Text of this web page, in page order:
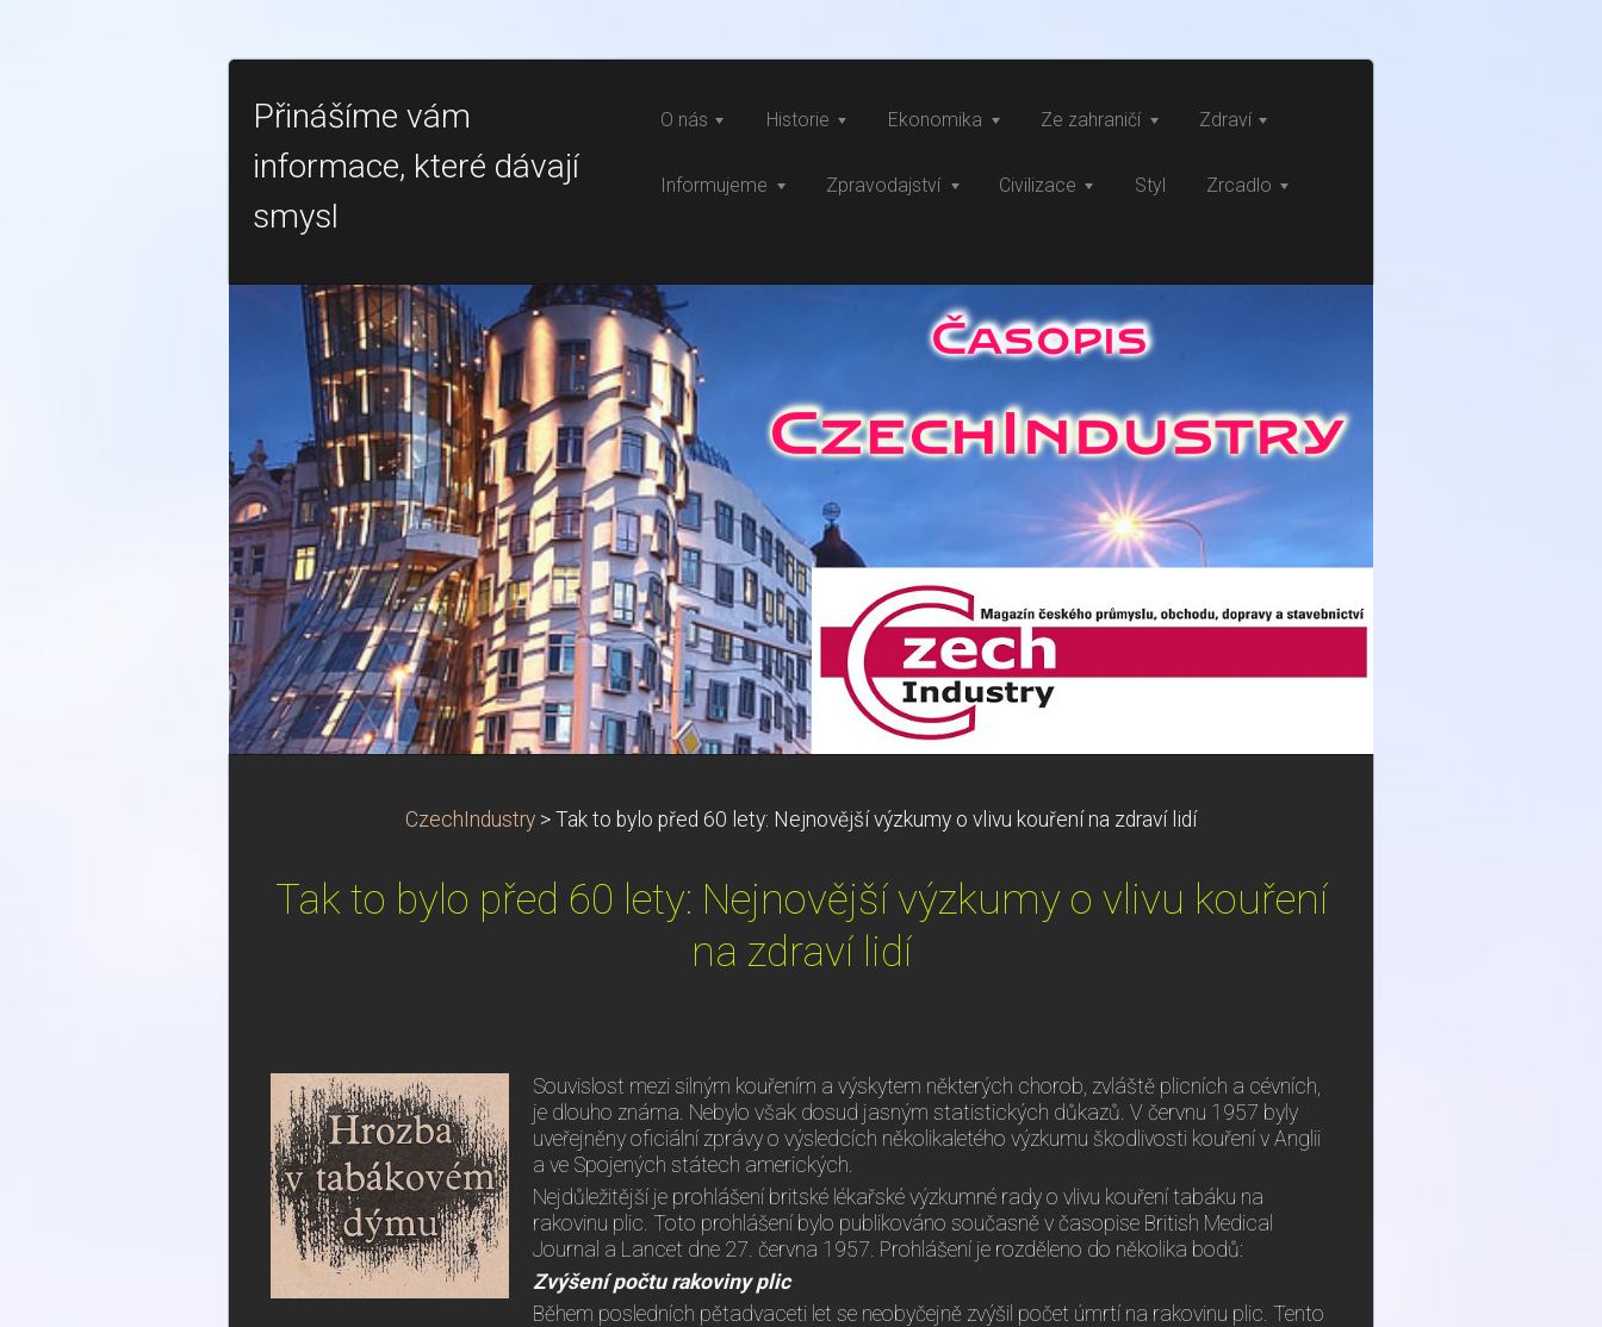
Přinášíme vám
informace, které dávají
smysl
O nás Historie Ekonomika Ze zahraničí Zdraví
Informujeme Zpravodajství Civilizace Styl Zrcadlo
CzechIndustry > Tak to bylo před 60 lety: Nejnovější výzkumy o vlivu kouření na zdraví lidí
Tak to bylo před 60 lety: Nejnovější výzkumy o vlivu kouření
na zdraví lidí
Souvislost mezi silným kouřením a výskytem některých chorob, zvláště plicních a cévních,
je dlouho známa. Nebylo však dosud jasným statistických důkazů. V červnu 1957 byly
uveřejněny oficiální zprávy o výsledcích několikaletého výzkumu škodlivosti kouření v Anglii
a ve Spojených státech amerických.
Nejdůležitější je prohlášení britské lékařské výzkumné rady o vlivu kouření tabáku na
rakovinu plic. Toto prohlášení bylo publikováno současně v časopise British Medical
Journal a Lancet dne 27. června 1957. Prohlášení je rozděleno do několika bodů:
Zvýšení počtu rakoviny plic
Během posledních pětadvaceti let se neobyčejně zvýšil počet úmrtí na rakovinu plic. Tento